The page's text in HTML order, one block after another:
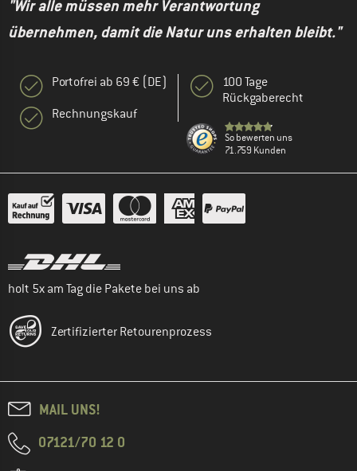
"Wir alle müssen mehr Verantwortung
übernehmen, damit die Natur uns erhalten bleibt."
Portofrei ab 69 € (DE)
Rechnungskauf
100 Tage
Rückgaberecht
So bewerten uns
71.759 Kunden
holt 5x am Tag die Pakete bei uns ab
Zertifizierter Retourenprozess
MAIL UNS!
07121/70 12 0